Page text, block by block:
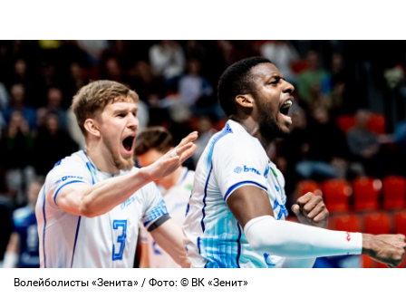
Волейболисты «Зенита» / Фото: © ВК «Зенит»